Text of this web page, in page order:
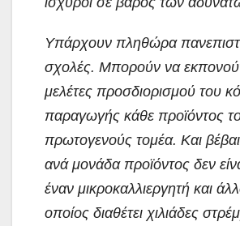
Υπάρχουν πληθώρα
σχολές. Μπορούν να
μελέτες προσδιορισμού του
παραγωγής κάθε προϊόντος
πρωτογενούς τομέα. Και
ανά μονάδα προϊόντος δεν
έναν μικροκαλλιεργητή και
οποίος διαθέτει χιλιάδες